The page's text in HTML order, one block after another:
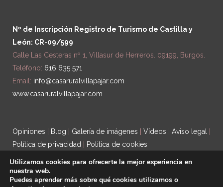
Nº de Inscripción Registro de Turismo de Castilla y
León: CR-09/599
Calle Las Cesteras nº 1, Villasur de Herreros. 09199, Burgos.
Teléfono: 616 635 571
Email: info@casaruralvillapajar.com
www.casaruralvillapajar.com
Opiniones Blog Galería de imágenes Vídeos Aviso legal
Política de privacidad
Politica de cookies
Utilizamos cookies para ofrecerte la mejor experiencia en
nuestra web.
Puedes aprender más sobre qué cookies utilizamos o